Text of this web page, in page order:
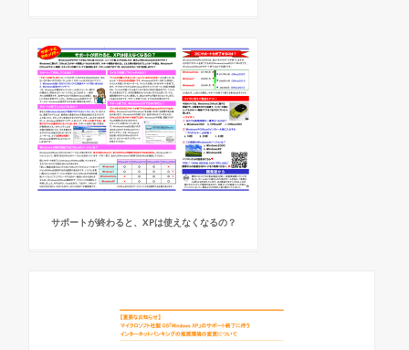
サポートが終わると、XPは使えなくなるの？